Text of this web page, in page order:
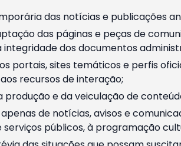
das notícias e publicações
das páginas e peças de
integridade dos documentos
portais, sites temáticos e perfis
recursos de interação;
produção e da veiculação de
de notícias, avisos e
públicos, à programação